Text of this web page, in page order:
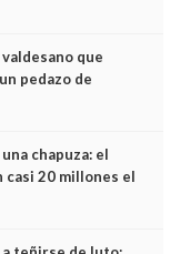
sus últimos minutos
que
pedazo de
una chapuza: el
casi 20 millones el
no cabían por los